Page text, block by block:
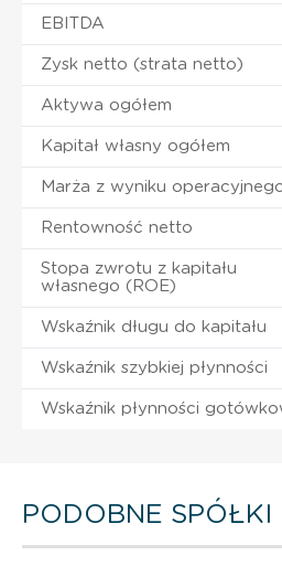
EBITDA
Zysk netto (strata netto)
Aktywa ogółem
Kapitał własny ogółem
Marża z wyniku
Rentowność netto
Stopa zwrotu z kapitału
własnego (ROE)
Wskaźnik długu do kapitału
Wskaźnik szybkiej płynności
Wskaźnik płynności
PODOBNE SPÓŁKI